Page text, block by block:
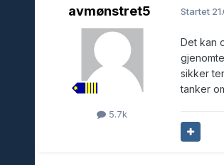
avmønstret5
5.7k
Startet
Det kan
sikker
tanker